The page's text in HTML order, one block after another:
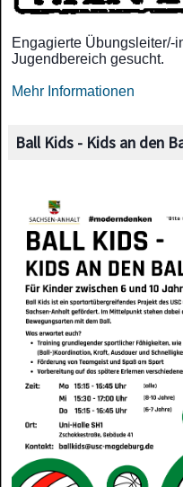
Engagierte Übungsleiter/-
Jugendbereich gesucht.
Mehr Informationen
Ball Kids - Kids an den